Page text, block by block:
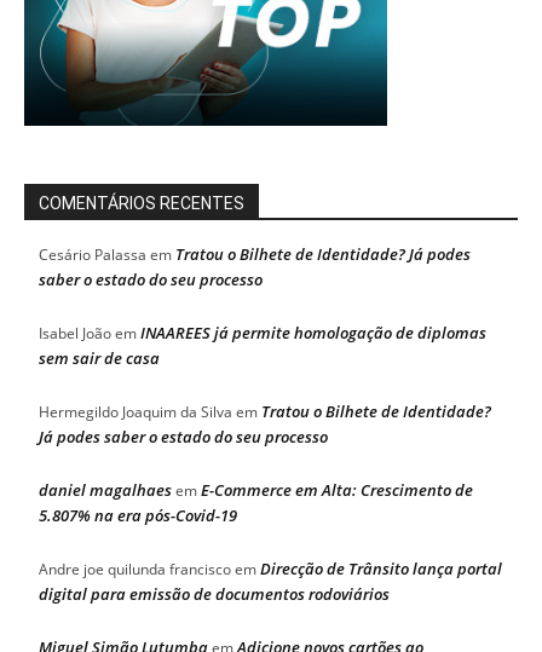
COMENTÁRIOS RECENTES
Cesário Palassa em Tratou o Bilhete de Identidade? Já podes
saber o estado do seu processo
Isabel JoãoemINAAREES já permite homologação de diplomas
sem sair de casa
Hermegildo Joaquim da Silva em Tratou o Bilhete de Identidade?
Já podes saber o estado do seu processo
daniel magalhaesemE-Commerce em Alta: Crescimento de
5.807% na era pós-Covid-19
Andre joe quilunda franciscoemDirecção de Trânsito lança portal
digital para emissão de documentos rodoviários
Miguel Simão LutumbaemAdicione novos cartões ao